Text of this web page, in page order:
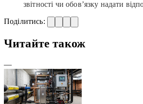
звітності чи обов’язку надати
Поділитись:
Читайте також
—